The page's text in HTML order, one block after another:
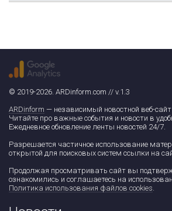
© 2019-2026. ARDinform.com // v.1.3
ARDinform — независимый новостной веб-
Читайте про важные события и новости в
Ежедневное обновление ленты новостей 24/7.
Разрешается частичное использование
открытой для поисковых систем ссылки на
Продолжая просматривать сайт вы
ознакомились и соглашаетесь на
Политика использования файлов cookies.